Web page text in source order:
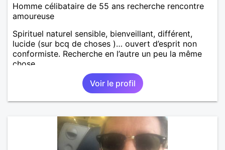
Homme célibataire de 55 ans recherche rencontre
amoureuse
Spirituel naturel sensible, bienveillant, différent,
lucide (sur bcq de choses )… ouvert d’esprit non
conformiste. Recherche en l’autre un peu la même
chose…
Voir le profil